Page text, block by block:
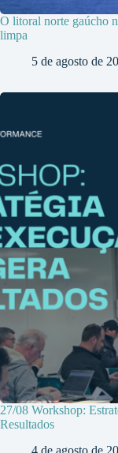
O litoral norte gaúcho
limpa
5 de agosto de
27/08 Workshop:
Resultados
4 de agosto de